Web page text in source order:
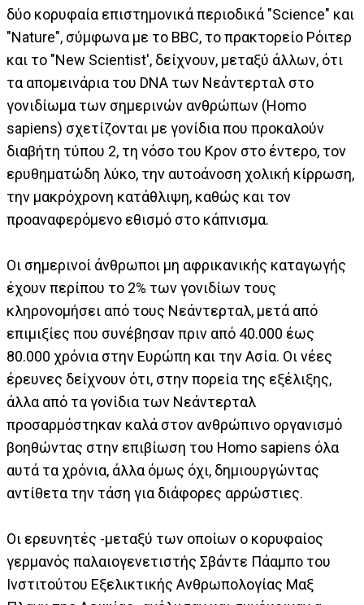
δύο κορυφαία επιστημονικά περιοδικά "Science" και
"Nature", σύμφωνα με το BBC, το πρακτορείο Ρόιτερ
και το "New Scientist', δείχνουν, μεταξύ άλλων, ότι
τα απομεινάρια του DNA των Νεάντερταλ στο
γονιδίωμα των σημερινών ανθρώπων (Homo
sapiens) σχετίζονται με γονίδια που προκαλούν
διαβήτη τύπου 2, τη νόσο του Κρον στο έντερο, τον
ερυθηματώδη λύκο, την αυτοάνοση χολική κίρρωση,
την μακρόχρονη κατάθλιψη, καθώς και τον
προαναφερόμενο εθισμό στο κάπνισμα.
Οι σημερινοί άνθρωποι μη αφρικανικής καταγωγής
έχουν περίπου το 2% των γονιδίων τους
κληρονομήσει από τους Νεάντερταλ, μετά από
επιμιξίες που συνέβησαν πριν από 40.000 έως
80.000 χρόνια στην Ευρώπη και την Ασία. Οι νέες
έρευνες δείχνουν ότι, στην πορεία της εξέλιξης,
άλλα από τα γονίδια των Νεάντερταλ
προσαρμόστηκαν καλά στον ανθρώπινο οργανισμό
βοηθώντας στην επιβίωση του Homo sapiens όλα
αυτά τα χρόνια, άλλα όμως όχι, δημιουργώντας
αντίθετα την τάση για διάφορες αρρώστιες.
Οι ερευνητές -μεταξύ των οποίων ο κορυφαίος
γερμανός παλαιογενετιστής Σβάντε Πάαμπο του
Ινστιτούτου Εξελικτικής Ανθρωπολογίας Μαξ